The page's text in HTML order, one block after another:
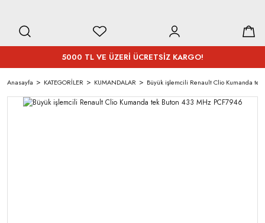
5000 TL VE ÜZERİ ÜCRETSİZ KARGO!
Anasayfa KATEGORİLER KUMANDALAR Büyük işlemcili Renault Clio Kumanda tek